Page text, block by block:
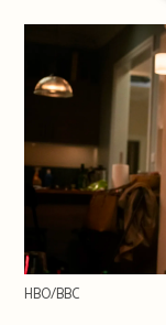
HBO/BBC